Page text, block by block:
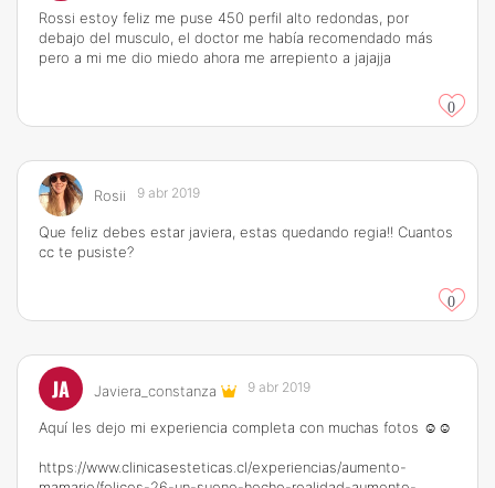
Rossi estoy feliz me puse 450 perfil alto redondas, por
debajo del musculo, el doctor me había recomendado más
pero a mi me dio miedo ahora me arrepiento a jajajja
0
Rosii 9 abr 2019
Que feliz debes estar javiera, estas quedando regia!! Cuantos
cc te pusiste?
0
JA Javiera_constanza 9 abr 2019
Aquí les dejo mi experiencia completa con muchas fotos ☺️☺️
https://www.clinicasesteticas.cl/experiencias/aumento-